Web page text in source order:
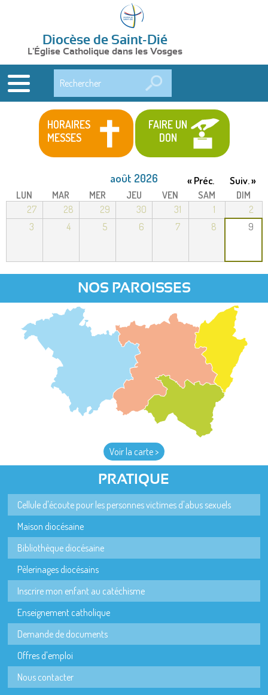
Diocèse de Saint-Dié
L'Église Catholique dans les Vosges
HORAIRES
MESSES
FAIRE UN
DON
août 2026 « Préc. Suiv. »
LUN MAR MER JEU VEN SAM
DIM
27
28 29 30 31 1
2
3
4 5 6 7 8 9
NOS PAROISSES
Voir la carte >
PRATIQUE
Cellule d'écoute pour les personnes victimes d'abus sexuels
Maison diocésaine
Bibliothèque diocésaine
Pèlerinages diocésains
Inscrire mon enfant au catéchisme
Enseignement catholique
Demande de documents
Offres d'emploi
Nous contacter